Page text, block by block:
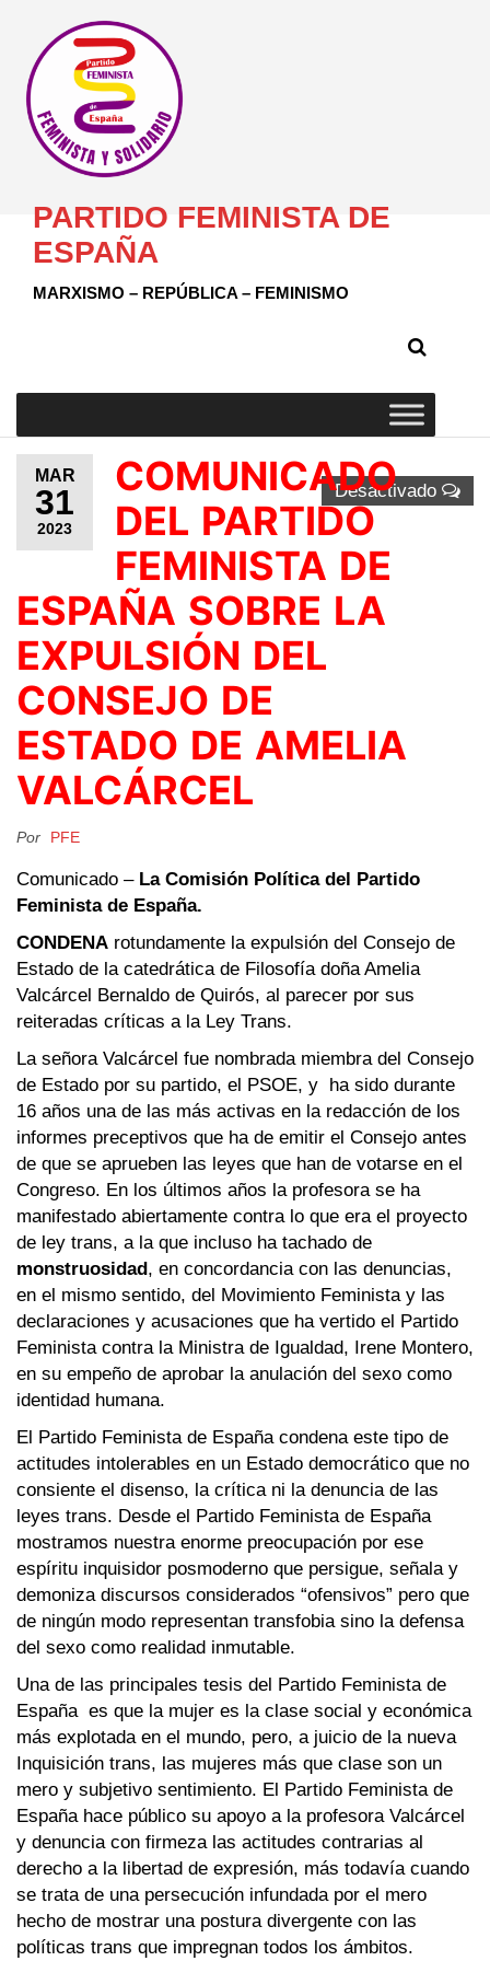
PARTIDO FEMINISTA DE
ESPAÑA
MARXISMO – REPÚBLICA – FEMINISMO
MAR
31
2023
Desactivado
COMUNICADO
DEL PARTIDO
FEMINISTA DE
ESPAÑA SOBRE LA
EXPULSIÓN DEL
CONSEJO DE
ESTADO DE AMELIA
VALCÁRCEL
Por PFE
Comunicado – La Comisión Política del Partido
Feminista de España.
CONDENA rotundamente la expulsión del Consejo de
Estado de la catedrática de Filosofía doña Amelia
Valcárcel Bernaldo de Quirós, al parecer por sus
reiteradas críticas a la Ley Trans.
La señora Valcárcel fue nombrada miembra del Consejo
de Estado por su partido, el PSOE, y ha sido durante
16 años una de las más activas en la redacción de los
informes preceptivos que ha de emitir el Consejo antes
de que se aprueben las leyes que han de votarse en el
Congreso. En los últimos años la profesora se ha
manifestado abiertamente contra lo que era el proyecto
de ley trans, a la que incluso ha tachado de
monstruosidad, en concordancia con las denuncias,
en el mismo sentido, del Movimiento Feminista y las
declaraciones y acusaciones que ha vertido el Partido
Feminista contra la Ministra de Igualdad, Irene Montero,
en su empeño de aprobar la anulación del sexo como
identidad humana.
El Partido Feminista de España condena este tipo de
actitudes intolerables en un Estado democrático que no
consiente el disenso, la crítica ni la denuncia de las
leyes trans. Desde el Partido Feminista de España
mostramos nuestra enorme preocupación por ese
espíritu inquisidor posmoderno que persigue, señala y
demoniza discursos considerados “ofensivos” pero que
de ningún modo representan transfobia sino la defensa
del sexo como realidad inmutable.
Una de las principales tesis del Partido Feminista de
España es que la mujer es la clase social y económica
más explotada en el mundo, pero, a juicio de la nueva
Inquisición trans, las mujeres más que clase son un
mero y subjetivo sentimiento. El Partido Feminista de
España hace público su apoyo a la profesora Valcárcel
y denuncia con firmeza las actitudes contrarias al
derecho a la libertad de expresión, más todavía cuando
se trata de una persecución infundada por el mero
hecho de mostrar una postura divergente con las
políticas trans que impregnan todos los ámbitos.